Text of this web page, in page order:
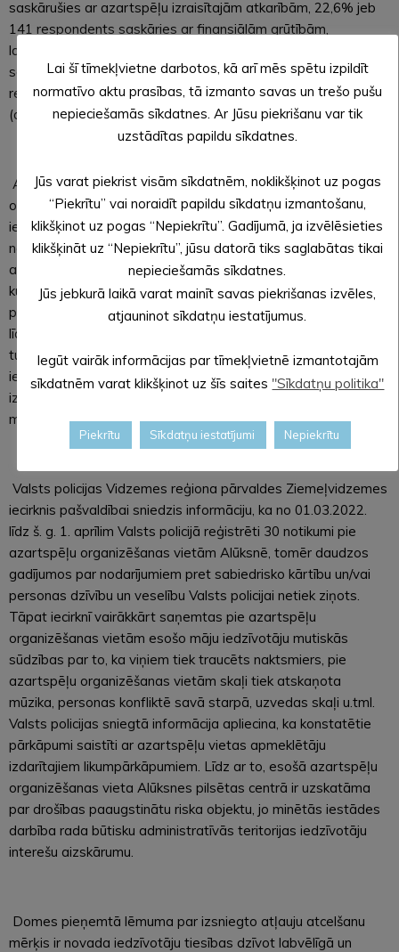
saskārušies ar azartspēļu izraisītajām atkarībām, 22,6% jeb
141 respondents saskāries ar finansiālām grūtībām,
labklājības mazināšanos, 20,4% jeb 127 respondenti
saskārušies ar apdraudējumu jauniešiem un 13,2% jeb 82
respondenti saskārušies ar veselības traucējumiem
(depresija, psihiski traucējumi, u.c.).
Alūksnes novada bāriņtiesas ieskatā azartspēļu
organizēšana Alūksnes pilsētā rada būtisku novada
iedzīvotāju, īpaši bērnu, interešu aizskārumu. Bāriņtiesa
norāda, ka atkarību izraisošo vielu lietošana un procesu
atkarību izraisošo darbību veikšana ir viens no riska faktoriem,
kurš būtiski ietekmē vecāku pienākumu pildīšanu un liedz
pilnvērtīgi pildīt vecāka lomu. Vecāka atkarība rada augstu
līdzatkarības risku azartspēļu atkarības veidošanai bērna
turpmākās dzīves laikā, un ilgtermiņā var atstāt spēcīgu
ietekmi uz bērna emocionālo attīstību un morālo vērtību
izpratni. Vecāku azartspēļu atkarība var ietekmēt ģimenes
materiālo labklājību, apdraudēt bērna veselību un dzīvību.
Valsts policijas Vidzemes reģiona pārvaldes Ziemeļvidzemes
iecirknis pašvaldībai sniedzis informāciju, ka no 01.03.2022.
līdz š. g. 1. aprīlim Valsts policijā reģistrēti 30 notikumi pie
azartspēļu organizēšanas vietām Alūksnē, tomēr daudzos
gadījumos par nodarījumiem pret sabiedrisko kārtību un/vai
personas dzīvību un veselību Valsts policijai netiek ziņots.
Tāpat iecirknī vairākkārt saņemtas pie azartspēļu
organizēšanas vietām esošo māju iedzīvotāju mutiskās
sūdzības par to, ka viņiem tiek traucēts naktsmiers, pie
azartspēļu organizēšanas vietām skaļi tiek atskaņota
mūzika, personas konfliktē savā starpā, uzvedas skaļi u.tml.
Valsts policijas sniegtā informācija apliecina, ka konstatētie
pārkāpumi saistīti ar azartspēļu vietas apmeklētāju
izdarītajiem likumpārkāpumiem. Līdz ar to, esošā azartspēļu
organizēšanas vieta Alūksnes pilsētas centrā ir uzskatāma
par drošības paaugstinātu riska objektu, jo minētās iestādes
darbība rada būtisku administratīvās teritorijas iedzīvotāju
interešu aizskārumu.
Domes pieņemtā lēmuma par izsniegto atļauju atcelšanu
mērķis ir novada iedzīvotāju tiesības dzīvot labvēlīgā un
Lai šī tīmekļvietne darbotos, kā arī mēs spētu izpildīt
normatīvo aktu prasības, tā izmanto savas un trešo pušu
nepieciešamās sīkdatnes. Ar Jūsu piekrišanu var tik
uzstādītas papildu sīkdatnes.
Jūs varat piekrist visām sīkdatnēm, noklikšķinot uz pogas
“Piekrītu” vai noraidīt papildu sīkdatņu izmantošanu,
klikšķinot uz pogas “Nepiekrītu”. Gadījumā, ja izvēlēsieties
klikšķināt uz “Nepiekrītu”, jūsu datorā tiks saglabātas tikai
nepieciešamās sīkdatnes.
Jūs jebkurā laikā varat mainīt savas piekrišanas izvēles,
atjauninot sīkdatņu iestatījumus.
Iegūt vairāk informācijas par tīmekļvietnē izmantotajām
sīkdatnēm varat klikšķinot uz šīs saites "Sīkdatņu politika"
Piekrītu Sīkdatņu iestatījumi Nepiekrītu